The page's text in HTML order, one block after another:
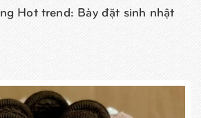
Hot trend: Bày đặt sinh nhật